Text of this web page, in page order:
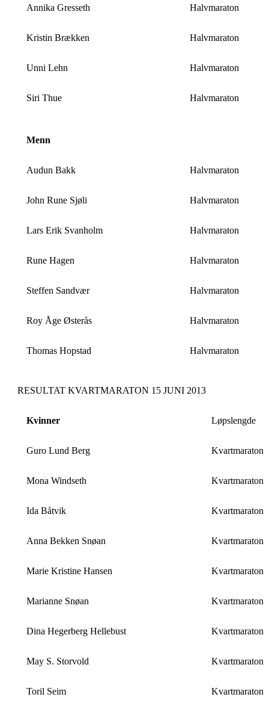
Annika Gresseth Halvmaraton
Kristin Brækken Halvmaraton
Unni Lehn Halvmaraton
Siri Thue Halvmaraton
Menn
Audun Bakk Halvmaraton
John Rune Sjøli Halvmaraton
Lars Erik Svanholm Halvmaraton
Rune Hagen Halvmaraton
Steffen Sandvær Halvmaraton
Roy Åge Østerås Halvmaraton
Thomas Hopstad Halvmaraton
RESULTAT KVARTMARATON 15 JUNI 2013
Kvinner Løpslengde
Guro Lund Berg Kvartmaraton
Mona Windseth Kvartmaraton
Ida Båtvik Kvartmaraton
Anna Bekken Snøan Kvartmaraton
Marie Kristine Hansen Kvartmaraton
Marianne Snøan Kvartmaraton
Dina Hegerberg Hellebust Kvartmaraton
May S. Storvold Kvartmaraton
Toril Seim Kvartmaraton